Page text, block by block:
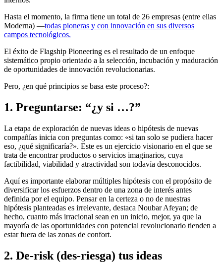
Hasta el momento, la firma tiene un total de 26 empresas (entre ellas
Moderna) —todas pioneras y con innovación en sus diversos
campos tecnológicos.
El éxito de Flagship Pioneering es el resultado de un enfoque
sistemático propio orientado a la selección, incubación y maduración
de oportunidades de innovación revolucionarias.
Pero, ¿en qué principios se basa este proceso?:
1. Preguntarse: “¿y si …?”
La etapa de exploración de nuevas ideas o hipótesis de nuevas
compañías inicia con preguntas como: «si tan solo se pudiera hacer
eso, ¿qué significaría?». Este es un ejercicio visionario en el que se
trata de encontrar productos o servicios imaginarios, cuya
factibilidad, viabilidad y atractividad son todavía desconocidos.
Aquí es importante elaborar múltiples hipótesis con el propósito de
diversificar los esfuerzos dentro de una zona de interés antes
definida por el equipo. Pensar en la certeza o no de nuestras
hipótesis planteadas es irrelevante, destaca Noubar Afeyan; de
hecho, cuanto más irracional sean en un inicio, mejor, ya que la
mayoría de las oportunidades con potencial revolucionario tienden a
estar fuera de las zonas de confort.
2. De-risk (des-riesga) tus ideas